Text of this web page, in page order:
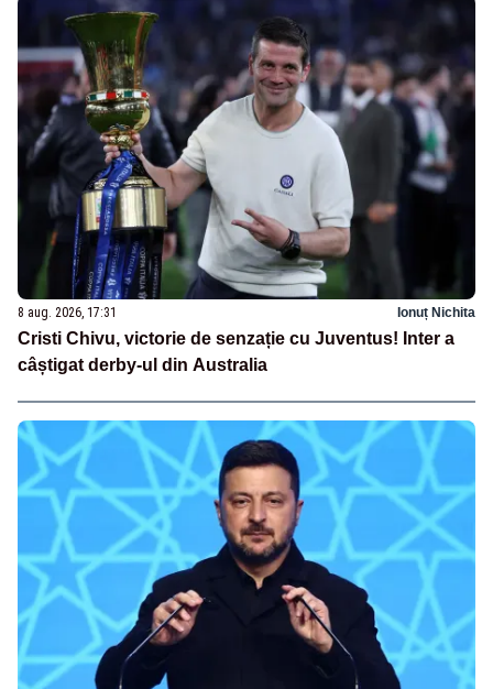
8 aug. 2026, 17:31 Ionuț Nichita
Cristi Chivu, victorie de senzație cu Juventus! Inter a
câștigat derby-ul din Australia